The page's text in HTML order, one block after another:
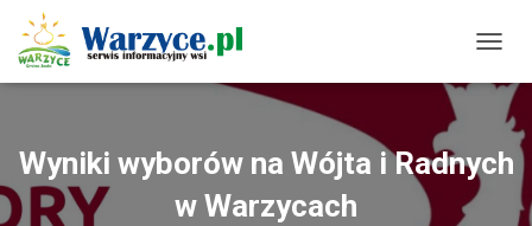
R
Ą
Wyniki wyborów na Wójta i Radnych
w Warzycach